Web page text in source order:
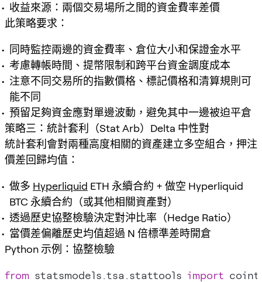
收益來源：兩個交易場所之間的資金費率差價
此策略要求：
同時監控兩邊的資金費率、倉位大小和保證金水平
考慮轉帳時間、提幣限制和跨平台資金調度成本
注意不同交易所的指數價格、標記價格和清算規則可
能不同
預留足夠資金應對單邊波動，避免其中一邊被迫平倉
策略三：統計套利（Stat Arb）Delta 中性對
統計套利會對兩種高度相關的資產建立多空組合，押注
價差回歸均值：
做多 Hyperliquid ETH 永續合約 + 做空 Hyperliquid
BTC 永續合約（或其他相關資產對）
透過歷史協整檢驗決定對沖比率（Hedge Ratio）
當價差偏離歷史均值超過 N 倍標準差時開倉
Python 示例：協整檢驗
from statsmodels.tsa.stattools import